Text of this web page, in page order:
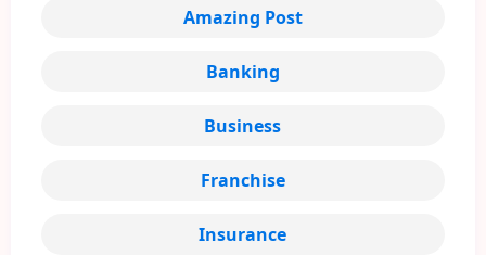
Amazing Post
Banking
Business
Franchise
Insurance